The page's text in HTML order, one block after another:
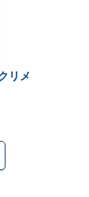
リメ